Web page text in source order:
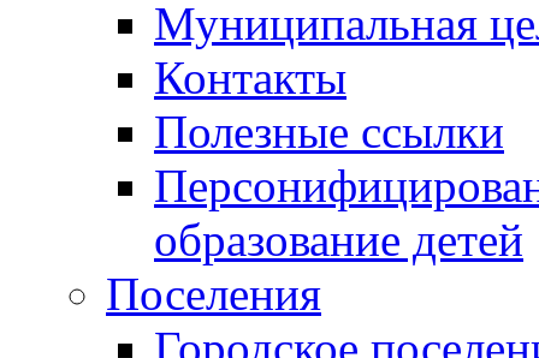
Муниципальная
Контакты
Полезные ссылки
образование детей
Поселения